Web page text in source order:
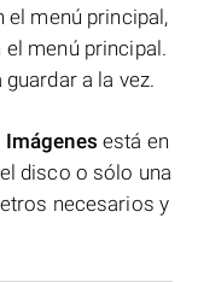
el menú principal,
el menú principal.
a la vez.
Imágenes está en
disco o sólo una
necesarios y